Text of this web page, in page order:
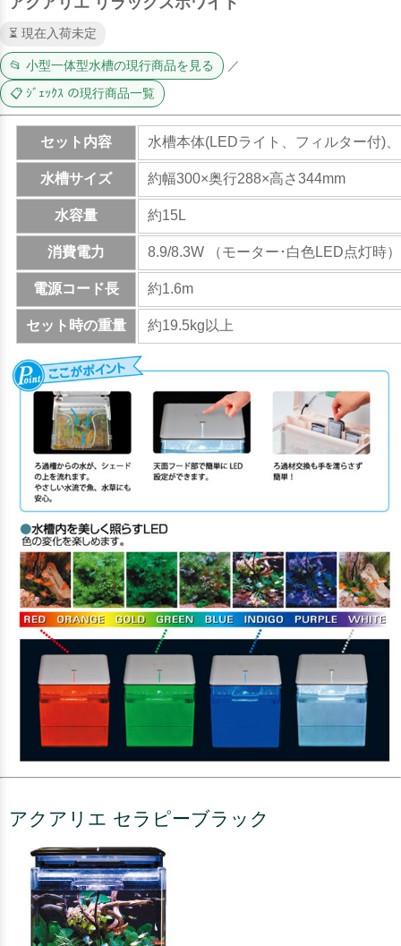
⏳ 現在入荷未定
📂 小型一体型水槽の現行商品を見る ／
📋 ｼﾞｪｯｸｽ の現行商品一覧
セット内容 水槽本体(LEDライト、フィルター付)
水槽サイズ 約幅300×奥行288×高さ344mm
水容量 約15L
消費電力 8.9/8.3W （モーター･白色LED点灯時）
電源コード長 約1.6m
セット時の重量 約19.5kg以上
アクアリエ セラピーブラック